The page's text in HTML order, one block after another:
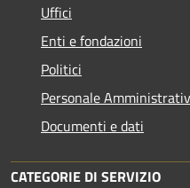
Uffici
Enti e fondazioni
Politici
Personale
Documenti e dati
CATEGORIE DI SERVIZIO